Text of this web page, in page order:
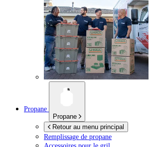
Propane
Propane
Retour au menu principal
Remplissage de propane
Accessoires pour le gril